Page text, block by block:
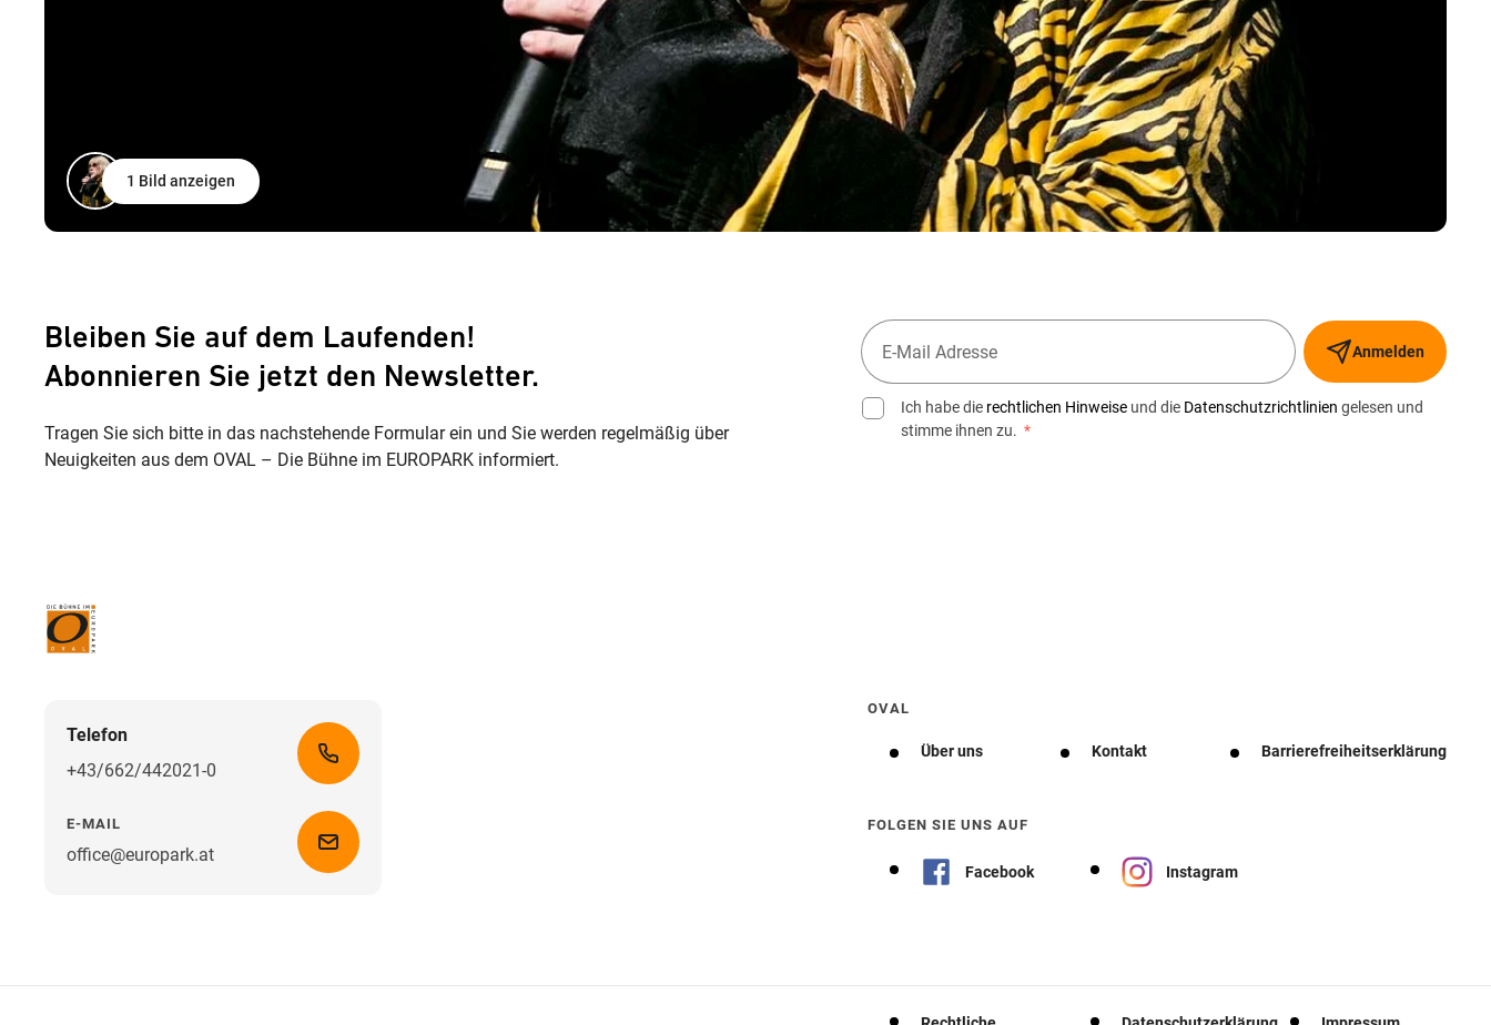
1 Bild anzeigen
Bleiben Sie auf dem Laufenden!
Abonnieren Sie jetzt den Newsletter.
Tragen Sie sich bitte in das nachstehende Formular ein und Sie werden regelmäßig über
Neuigkeiten aus dem OVAL – Die Bühne im EUROPARK informiert.
Anmelden
Ich habe die rechtlichen Hinweise und die Datenschutzrichtlinien gelesen und
stimme ihnen zu. *
Telefon
+43/662/442021-0
E-MAIL
office@europark.at
OVAL
Über uns Kontakt Barrierefreiheitserklärung
FOLGEN SIE UNS AUF
Facebook Instagram